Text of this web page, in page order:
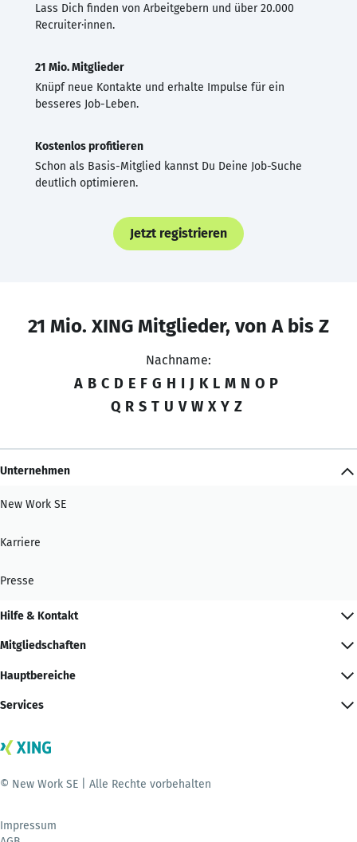
Lass Dich finden von Arbeitgebern und über 20.000
Recruiter·innen.
21 Mio. Mitglieder
Knüpf neue Kontakte und erhalte Impulse für ein
besseres Job-Leben.
Kostenlos profitieren
Schon als Basis-Mitglied kannst Du Deine Job-Suche
deutlich optimieren.
Jetzt registrieren
21 Mio. XING Mitglieder, von A bis Z
Nachname:
A B C D E F G H I J K L M N O P
Q R S T U V W X Y Z
Unternehmen
New Work SE
Karriere
Presse
Hilfe & Kontakt
Mitgliedschaften
Hauptbereiche
Services
© New Work SE | Alle Rechte vorbehalten
Impressum